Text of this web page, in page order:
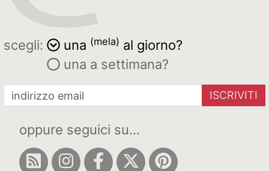
scegli: una (mela) al giorno?
una a settimana?
ISCRIVITI
oppure seguici su...